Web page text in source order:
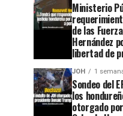
Ministerio
de las
Hernández
libertad de
JOH 1
Sondeo del
los
otorgado